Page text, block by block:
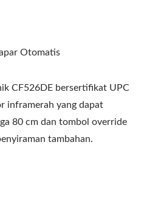
Otomatis
CF526DE bersertifikat UPC
inframerah yang dapat
80 cm dan tombol override
tambahan.